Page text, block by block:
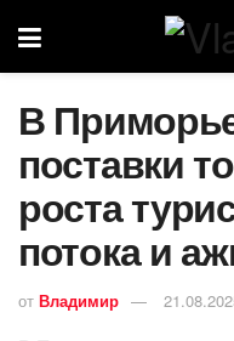
В
поставки
роста
потока и
от Владимир